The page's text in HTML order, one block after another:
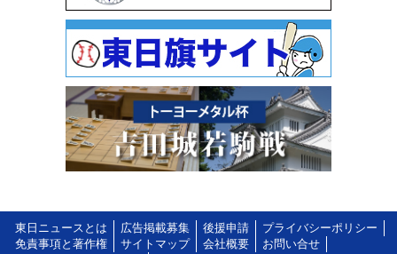
東日ニュースとは 広告掲載募集 後援申請
プライバシーポリシー
免責事項と著作権
サイトマップ 会社概要
お問い合せ